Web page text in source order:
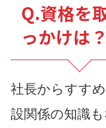
Q.資格を
っかけは？
社長からすす
設関係の知識